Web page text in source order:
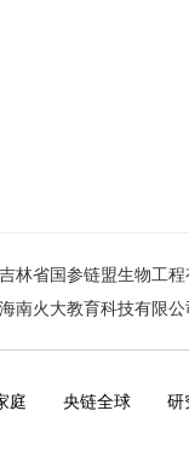
吉林省国参链盟生物工
海南火大教育科技有限
庭 央链全球 研